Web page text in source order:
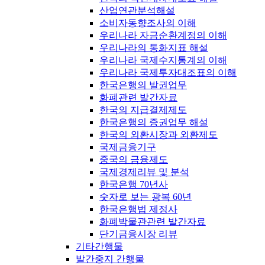
산업연관분석해설
소비자동향조사의 이해
우리나라 자금순환계정의 이해
우리나라의 통화지표 해설
우리나라 국제수지통계의 이해
우리나라 국제투자대조표의 이해
한국은행의 발권업무
화폐관련 발간자료
한국의 지급결제제도
한국은행의 증권업무 해설
한국의 외환시장과 외환제도
국제금융기구
중국의 금융제도
국제경제리뷰 및 분석
한국은행 70년사
숫자로 보는 광복 60년
한국은행법 제정사
화폐박물관관련 발간자료
단기금융시장 리뷰
기타간행물
발간중지 간행물